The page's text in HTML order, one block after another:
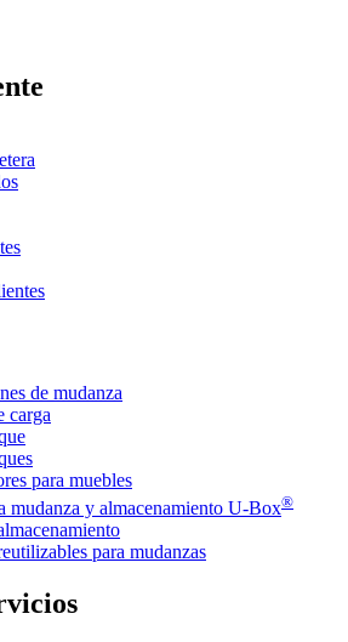
de mudanza
carga
para muebles
mudanza y almacenamiento U-Box®
para mudanzas